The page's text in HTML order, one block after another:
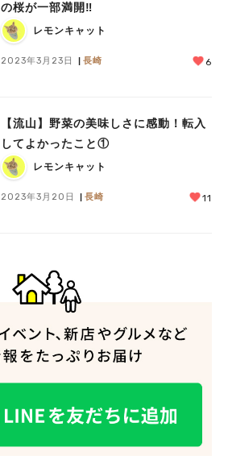
の桜が一部満開‼︎
レモンキャット
2023年3月23日 長崎 6
【流山】野菜の美味しさに感動！転入
してよかったこと①
レモンキャット
2023年3月20日 長崎 11